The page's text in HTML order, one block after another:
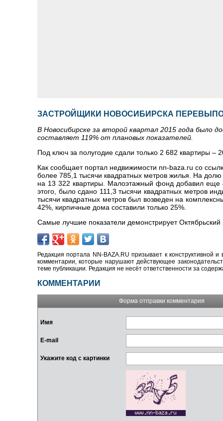
ЗАСТРОЙЩИКИ НОВОСИБИРСКА
В Новосибирске за второй квартал 2015 года было
составляет 119% от плановых показателей.
Под ключ за полугодие сдали только 2 682 квартиры –
Как сообщает портал недвижимости nn-baza.ru со
более 785,1 тысячи квадратных метров жилья. На
на 13 322 квартиры. Малоэтажный фонд добавил еще
этого, было сдано 111,3 тысячи квадратных метров
тысячи квадратных метров был возведен на
42%, кирпичные дома составили только 25%.
Самые лучшие показатели демонстрирует
Редакция портала NN-BAZA.RU призывает к конструктивной
комментарии, которые нарушают действующее
теме публикации. Редакция не несёт ответственности за
КОММЕНТАРИИ
Форма отправки комментария
Имя
E-mail
Укажите код с картинки